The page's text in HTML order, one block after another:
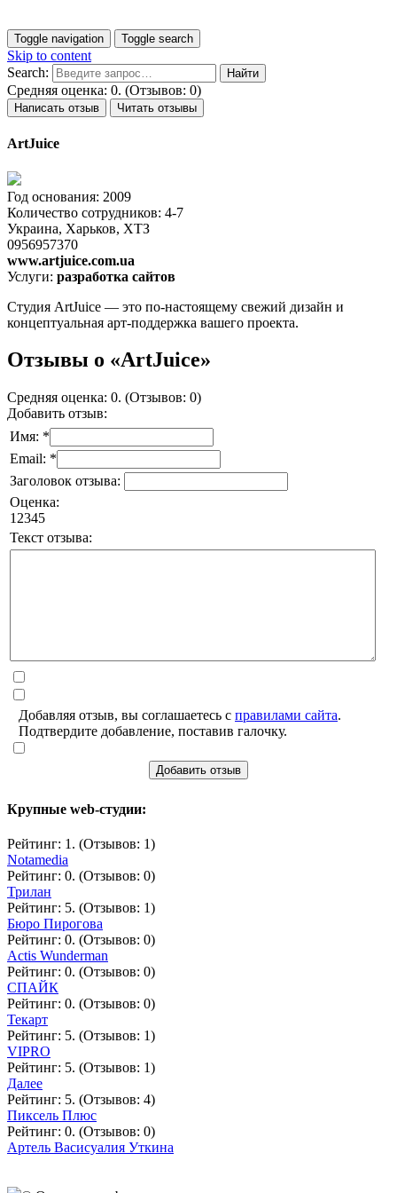
Toggle navigation Toggle search
Skip to content
Search:
Средняя оценка: 0. (Отзывов: 0)
Написать отзыв Читать отзывы
ArtJuice
Год основания: 2009
Количество сотрудников: 4-7
Украина, Харьков, ХТЗ
0956957370
www.artjuice.com.ua
Услуги: разработка сайтов
Студия ArtJuice — это по-настоящему свежий дизайн и
концептуальная арт-поддержка вашего проекта.
Отзывы о «ArtJuice»
Средняя оценка: 0. (Отзывов: 0)
Добавить отзыв:
Имя: *
Email: *
Заголовок отзыва:
Оценка:
1 2345
Текст отзыва:
Добавляя отзыв, вы соглашаетесь с правилами сайта.
Подтвердите добавление, поставив галочку.
Добавить отзыв
Крупные web-студии:
Рейтинг: 1. (Отзывов: 1)
Notamedia
Рейтинг: 0. (Отзывов: 0)
Трилан
Рейтинг: 5. (Отзывов: 1)
Бюро Пирогова
Рейтинг: 0. (Отзывов: 0)
Actis Wunderman
Рейтинг: 0. (Отзывов: 0)
СПАЙК
Рейтинг: 0. (Отзывов: 0)
Текарт
Рейтинг: 5. (Отзывов: 1)
VIPRO
Рейтинг: 5. (Отзывов: 1)
Далее
Рейтинг: 5. (Отзывов: 4)
Пиксель Плюс
Рейтинг: 0. (Отзывов: 0)
Артель Васисуалия Уткина